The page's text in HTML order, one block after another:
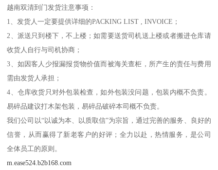
越南双清到门发货注意事项：
1、发货人一定要提供详细的PACKING LIST , INVOICE；
2、派送只到楼下，不上楼；如需要送货司机送上楼或者搬进仓库请
收货人自行与司机协商；
3、如因客人少报漏报货物价值而被海关查柜，所产生的责任与费用
需由发货人承担；
4、仓库收货只对外包装检查，如外包装没问题，包装内概不负责。
易碎品建议打木架包装，易碎品破碎本司概不负责。
我们公司以“以诚为本、以质取信”为宗旨，通过完善的服务、良好的
信誉，从而赢得了新老客户的好评；全力以赴，热情服务，是公司
全体员工的原则。
m.ease524.b2b168.com